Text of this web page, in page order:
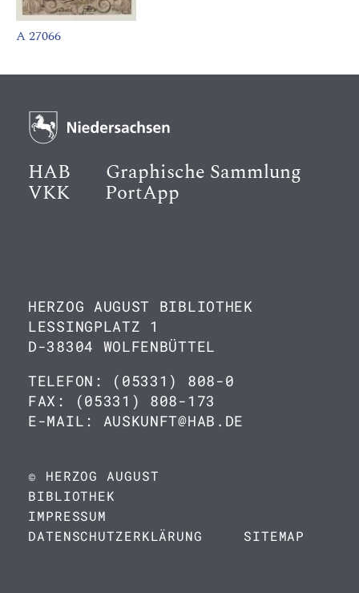
A 27066
HAB Graphische Sammlung
VKK PortApp
HERZOG AUGUST BIBLIOTHEK
LESSINGPLATZ 1
D-38304 WOLFENBÜTTEL
TELEFON: (05331) 808-0
FAX: (05331) 808-173
E-MAIL: AUSKUNFT@HAB.DE
© HERZOG AUGUST
BIBLIOTHEK
IMPRESSUM
DATENSCHUTZERKLÄRUNG
SITEMAP